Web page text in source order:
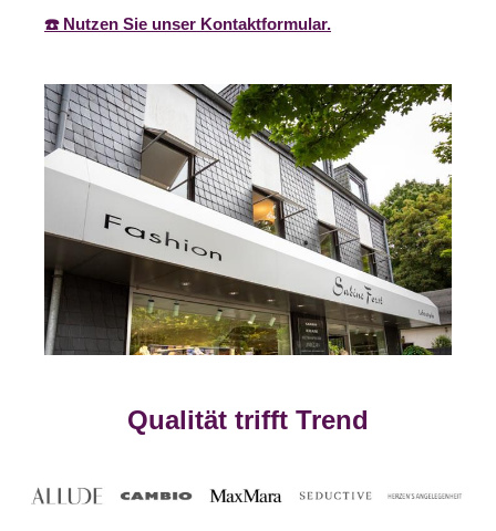
☎️ Nutzen Sie unser Kontaktformular.
Qualität trifft Trend